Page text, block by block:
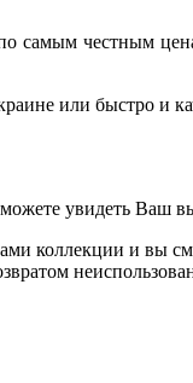
самым честным
или быстро и
увидеть Ваш
коллекции и вы